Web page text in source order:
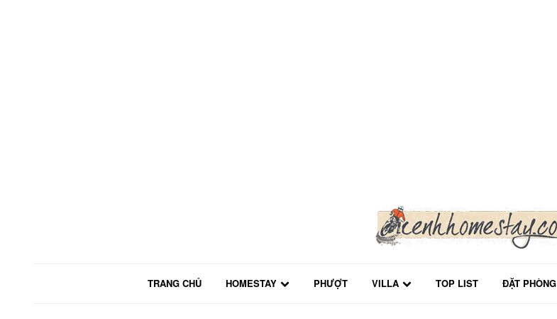
TRANG CHỦ HOMESTAY PHƯỢT VILLA TOP LIST ĐẶT PHÒNG